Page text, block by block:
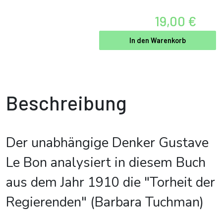
19,00 €
In den Warenkorb
Beschreibung
Der unabhängige Denker Gustave
Le Bon analysiert in diesem Buch
aus dem Jahr 1910 die "Torheit der
Regierenden" (Barbara Tuchman)